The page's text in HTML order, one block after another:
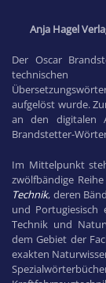
Anja Hagel
Der Oscar
aufgelöst wurde.
an den digitalen
Brandstetter-
Im Mittelpunkt
zwölfbändige
Technik, deren
und Portugiesisch
Technik und
dem Gebiet der
exakten